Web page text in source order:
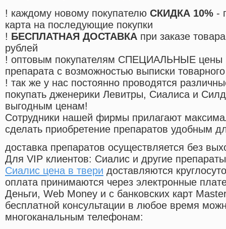
! каждому новому покупателю СКИДКА 10% -
карта на последующие покупки
! БЕСПЛАТНАЯ ДОСТАВКА при заказе
рублей
! оптовым покупателям СПЕЦИАЛЬНЫЕ цены
препарата с возможностью выписки
! так же у нас постоянно проводятся
покупать дженерики Левитры, Сиалиса и
выгодным ценам!
Cотрудники нашей фирмы прилагают
сделать приобретение препаратов удобным
доставка препаратов осуществляется без
Для VIP клиентов: Сиалис и другие
Сиалис цена в твери доставляются
оплата принимаются через электронные
Деньги, Web Money и с банковских карт
бесплатной консультации в любое время
многоканальным телефонам: